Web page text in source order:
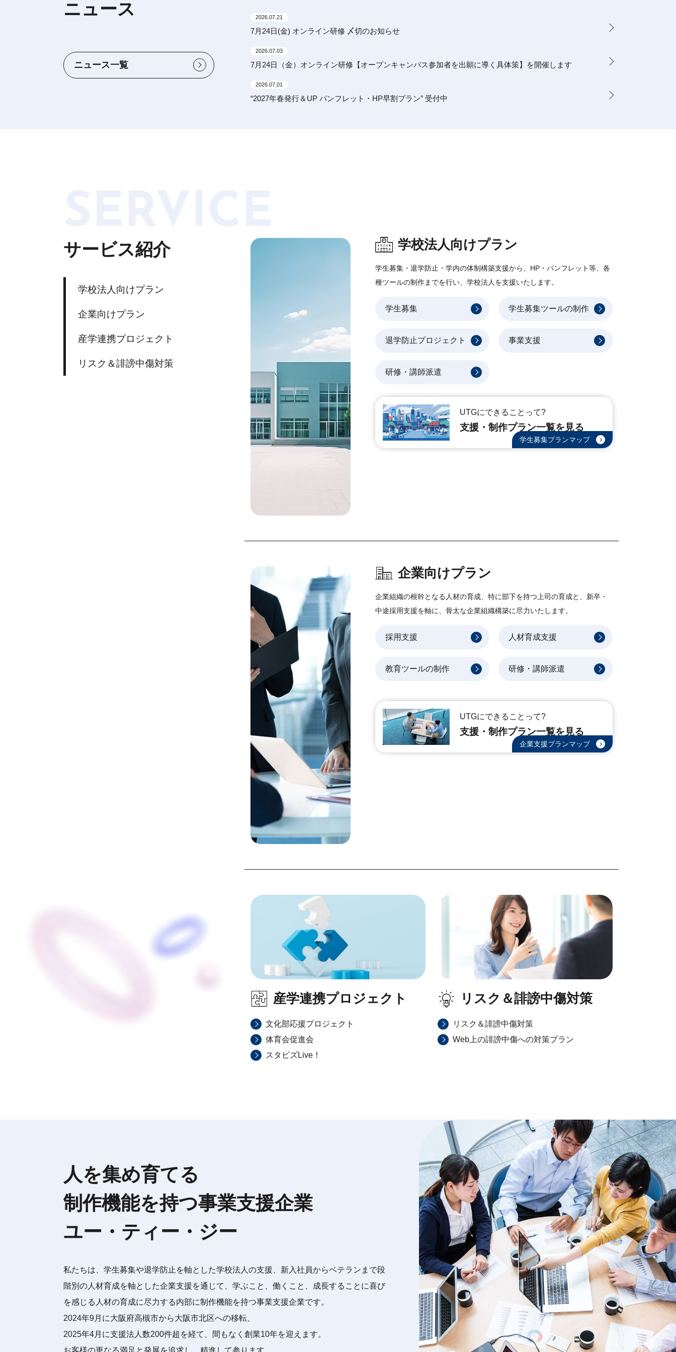
ニュース
ニュース一覧
2026.07.21
7月24日(金) オンライン研修 〆切のお知らせ
2026.07.03
7月24日（金）オンライン研修【オープンキャンパス参加者を出願に導く具体策】を開催します
2026.07.01
“2027年春発行＆UP パンフレット・HP早割プラン” 受付中
サービス紹介
学校法人向けプラン
企業向けプラン
産学連携プロジェクト
リスク＆誹謗中傷対策
学校法人向けプラン
学生募集・退学防止・学内の体制構築支援から、HP・パンフレット等、各
種ツールの制作までを行い、学校法人を支援いたします。
学生募集 学生募集ツールの制作
退学防止プロジェクト 事業支援
研修・講師派遣
UTGにできることって?
支援・制作プラン一覧を 見る
学生募集プランマップ
企業向けプラン
企業組織の根幹となる人材の育成、特に部下を持つ上司の育成と、新卒・
中途採用支援を軸に、骨太な企業組織構築に尽力いたします。
採用支援 人材育成支援
教育ツールの制作 研修・講師派遣
UTGにできることって?
支援・制作プラン一覧を 見る
企業支援プランマップ
産学連携プロジェクト
文化部応援プロジェクト
体育会促進会
スタビズLive！
リスク＆誹謗中傷対策
リスク＆誹謗中傷対策
Web上の誹謗中傷への対策プラン
人を集め育てる
制作機能を持つ事業支援企業
ユー・ティー・ジー
私たちは、学生募集や退学防止を軸とした学校法人の支援、新入社員からベテランまで段
階別の人材育成を軸とした企業支援を通じて、学ぶこと、働くこと、成長することに喜び
を感じる人材の育成に尽力する内部に制作機能を持つ事業支援企業です。
2024年9月に大阪府高槻市から大阪市北区への移転、
2025年4月に支援法人数200件超を経て、間もなく創業10年を迎えます。
お客様の更なる満足と発展を追求し、精進して参ります。